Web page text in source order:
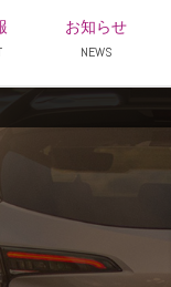
お知らせ
NEWS